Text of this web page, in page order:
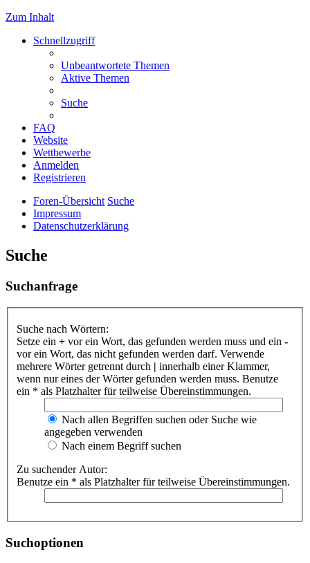
Zum Inhalt
Schnellzugriff
Unbeantwortete Themen
Aktive Themen
Suche
FAQ
Website
Wettbewerbe
Anmelden
Registrieren
Foren-Übersicht Suche
Impressum
Datenschutzerklärung
Suche
Suchanfrage
Suche nach Wörtern:
Setze ein + vor ein Wort, das gefunden werden muss und ein -
vor ein Wort, das nicht gefunden werden darf. Verwende
mehrere Wörter getrennt durch | innerhalb einer Klammer,
wenn nur eines der Wörter gefunden werden muss. Benutze
ein * als Platzhalter für teilweise Übereinstimmungen.
Nach allen Begriffen suchen oder Suche wie
angegeben verwenden
Nach einem Begriff suchen
Zu suchender Autor:
Benutze ein * als Platzhalter für teilweise Übereinstimmungen.
Suchoptionen